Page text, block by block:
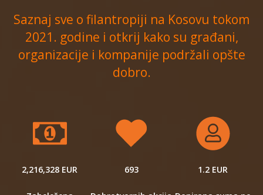
Saznaj sve o filantropiji na Kosovu tokom
2021. godine i otkrij kako su građani,
organizacije i kompanije podržali opšte
dobro.
2,216,328 EUR 693 1.2 EUR